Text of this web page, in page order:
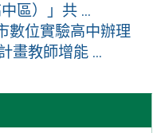
區）」共 ...
數位實驗高中辦理
畫教師增能 ...